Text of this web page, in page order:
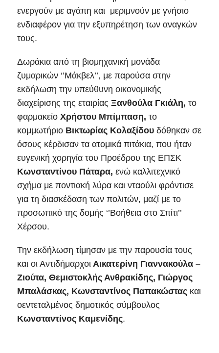
ενεργούν με αγάπη και μεριμνούν με γνήσιο
ενδιαφέρον για την εξυπηρέτηση των αναγκών
τους.
Δωράκια από τη βιομηχανική μονάδα
ζυμαρικών ‘’Μάκβελ’’, με παρούσα στην
εκδήλωση την υπεύθυνη οικονομικής
διαχείρισης της εταιρίας Ξανθούλα Γκιάλη, το
φαρμακείο Χρήστου Μπίμπαση, το
κομμωτήριο Βικτωρίας Κολαξίδου δόθηκαν σε
όσους κέρδισαν τα ατομικά πιτάκια, που ήταν
ευγενική χορηγία του Προέδρου της ΕΠΣΚ
Κωνσταντίνου Πάταρα, ενώ καλλιτεχνικό
σχήμα με ποντιακή λύρα και νταούλι φρόντισε
για τη διασκέδαση των πολιτών, μαζί με το
προσωπικό της δομής ‘’Βοήθεια στο Σπίτι’’
Χέρσου.
Την εκδήλωση τίμησαν με την παρουσία τους
και οι Αντιδήμαρχοι Αικατερίνη Γιαννακούλα –
Ζιούτα, Θεμιστοκλής Ανθρακίδης, Γιώργος
Μπαλάσκας, Κωνσταντίνος Παπακώστας και
οεντεταλμένος δημοτικός σύμβουλος
Κωνσταντίνος Καμενίδης.